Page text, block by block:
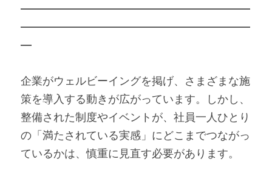
―――――――――――――――――――――
―――――――――――――――――――――
―
企業がウェルビーイングを掲げ、さまざまな施
策を導入する動きが広がっています。しかし、
整備された制度やイベントが、社員一人ひとり
の「満たされている実感」にどこまでつながっ
ているかは、慎重に見直す必要があります。